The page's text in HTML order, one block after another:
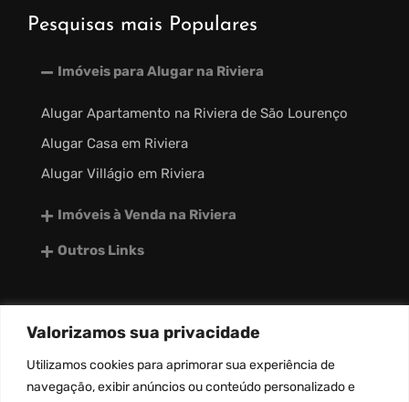
Valorizamos sua privacidade
Utilizamoscookies para aprimorar sua experiência de
navegação, exibir anúncios ou conteúdo personalizado e
Pesquisas mais Populares
Imóveis para Alugar na Riviera
Alugar Apartamento na Riviera de São Lourenço
Alugar Casa em Riviera
Alugar Villágio em Riviera
Imóveis à Venda na Riviera
Outros Links